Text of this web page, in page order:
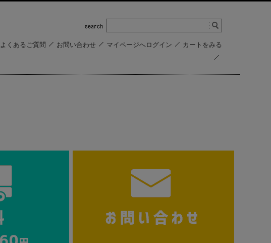
よくあるご質問 お問い合わせ マイページへログイン カートをみる